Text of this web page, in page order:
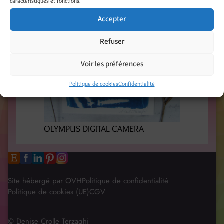
Accepter
Refuser
Voir les préférences
Politique de cookiesConfidentialité
OLYMPUS DIGITAL CAMERA
Site hébergé par OVHPolitique de confidentialité
Politique de cookies (UE)CGV
© Denise Crolle Terzaghi